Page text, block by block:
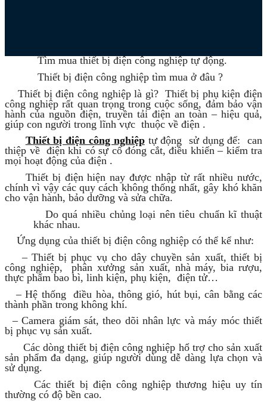
Tìm mua thiết bị điện công nghiệp tự động.
Thiết bị điện công nghiệp tìm mua ở đâu ?
Thiết bị điện công nghiệp là gì? Thiết bị phụ kiện điện
công nghiệp rất quan trọng trong cuộc sống, đảm bảo vận
hành của nguồn điện, truyền tải điện an toàn – hiệu quả,
giúp con người trong lĩnh vực thuộc về điện .
Thiết bị điện công nghiệp tự động sử dụng để: can
thiệp về điện khi có sự cố đóng cắt, điều khiển – kiểm tra
mọi hoạt động của điện .
Thiết bị điện hiện nay được nhập từ rất nhiều nước,
chính vì vậy các quy cách không thống nhất, gây khó khăn
cho vận hành, bảo dưỡng và sửa chữa.
Do quá nhiều chủng loại nên tiêu chuẩn kĩ thuật
khác nhau.
Ứng dụng của thiết bị điện công nghiệp có thể kể như:
– Thiết bị phục vụ cho dây chuyền sản xuất, thiết bị
công nghiệp, phân xưởng sản xuất, nhà máy, bia rượu,
thực phẩm bao bì, linh kiện, phụ kiện, điện tử…
– Hệ thống điều hòa, thông gió, hút bụi, cân bằng các
thành phần trong không khí.
– Camera giám sát, theo dõi nhân lực và máy móc thiểt
bị phục vụ sản xuất.
Các dòng thiết bị điện công nghiệp hổ trợ cho sản xuất
sản phẩm đa dạng, giúp người dùng dễ dàng lựa chọn và
sử dụng.
Các thiết bị điện công nghiệp thương hiệu uy tín
thường có độ bền cao.